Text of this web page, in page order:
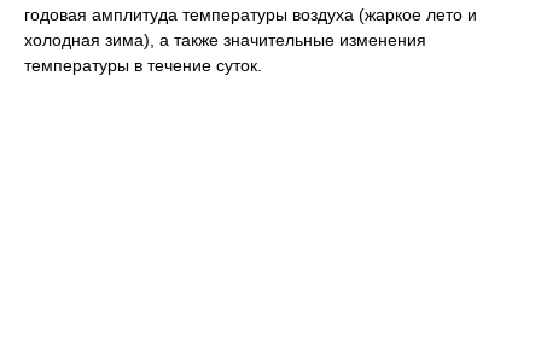
годовая амплитуда температуры воздуха (жаркое лето и
холодная зима), а также значительные изменения
температуры в течение суток.